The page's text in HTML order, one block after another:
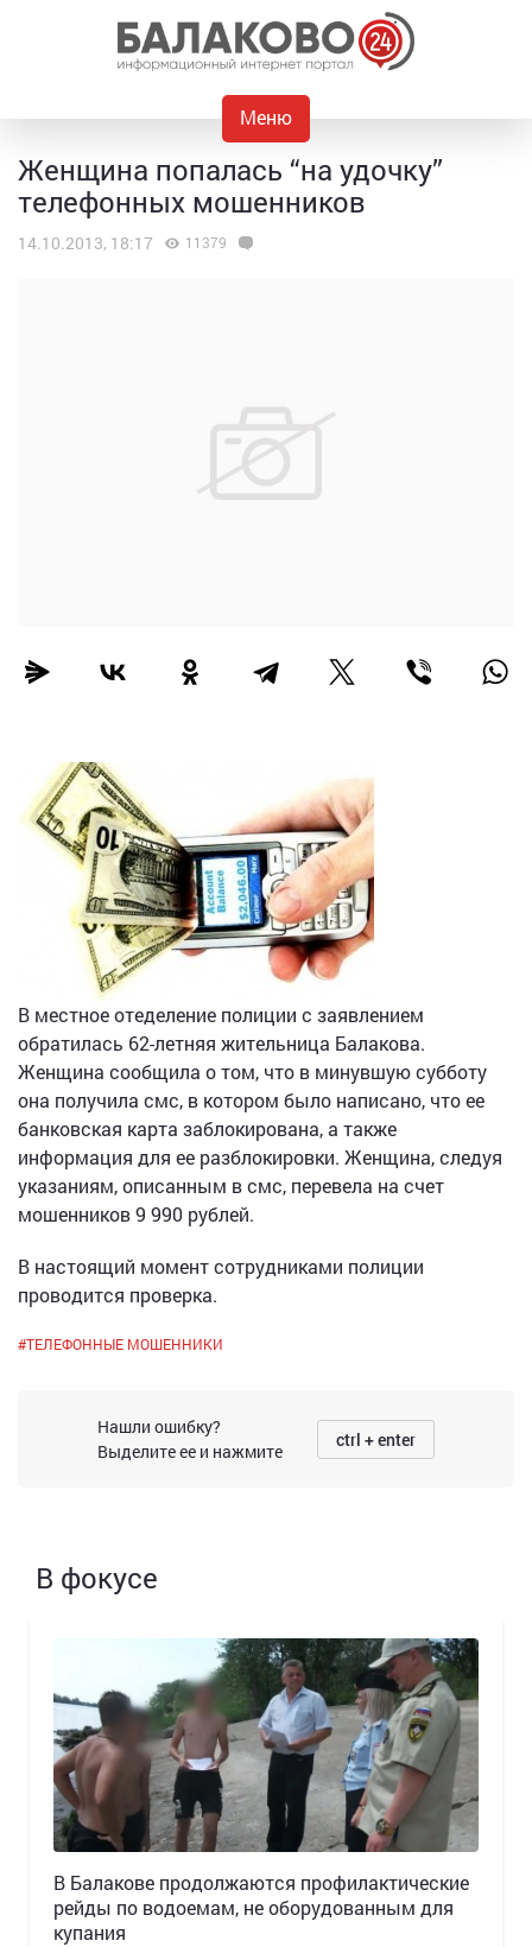
Меню
Женщина попалась “на удочку”
телефонных мошенников
14.10.2013, 18:17 11379
В местное отеделение полиции с заявлением
обратилась 62-летняя жительница Балакова.
Женщина сообщила о том, что в минувшую субботу
она получила смс, в котором было написано, что ее
банковская карта заблокирована, а также
информация для ее разблокировки. Женщина, следуя
указаниям, описанным в смс, перевела на счет
мошенников 9 990 рублей.
В настоящий момент сотрудниками полиции
проводится проверка.
#ТЕЛЕФОННЫЕ МОШЕННИКИ
Нашли ошибку?
Выделите ее и нажмите
ctrl + enter
В фокусе
В Балакове продолжаются профилактические
рейды по водоемам, не оборудованным для
купания